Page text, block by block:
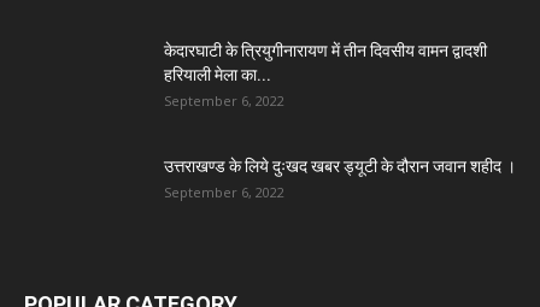
केदारघाटी के त्रियुगीनारायण में तीन दिवसीय वामन द्वादशी
हरियाली मेला का...
September 6, 2022
उत्तराखण्ड के लिये दुःखद खबर ड्यूटी के दौरान जवान शहीद ।
September 6, 2022